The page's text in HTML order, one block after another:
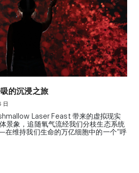
的沉浸之旅
日
Laser Feast 带来的虚拟现实
景象，追随氧气流经我们分枝生态系统
维持我们生命的万亿细胞中的一个“呼